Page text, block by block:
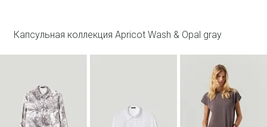
Блузка B3127/dvunoch
Войти
Капсульная коллекция Apricot Wash & Opal gray